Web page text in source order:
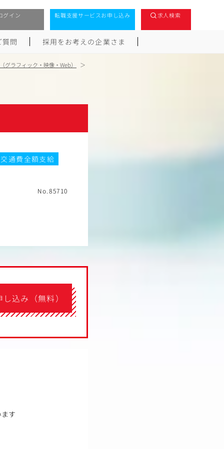
グイン 転職支援サービスお申し込み 求人検索
問 採用をお考えの企業さま
グラフィック・映像・Web）
交通費全額支給
No.85710
込み（無料）
す